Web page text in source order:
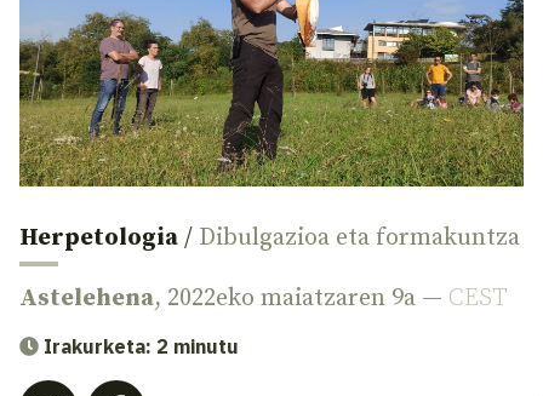
Herpetologia / Dibulgazioa eta formakuntza
Astelehena, 2022eko maiatzaren 9a — CEST
Irakurketa: 2 minutu